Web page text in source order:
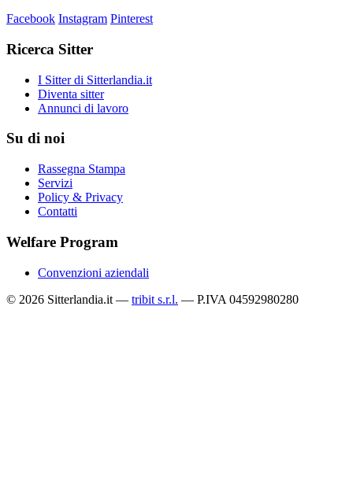
Facebook Instagram Pinterest
Ricerca Sitter
I Sitter di Sitterlandia.it
Diventa sitter
Annunci di lavoro
Su di noi
Rassegna Stampa
Servizi
Policy & Privacy
Contatti
Welfare Program
Convenzioni aziendali
© 2026 Sitterlandia.it — tribit s.r.l. — P.IVA 04592980280